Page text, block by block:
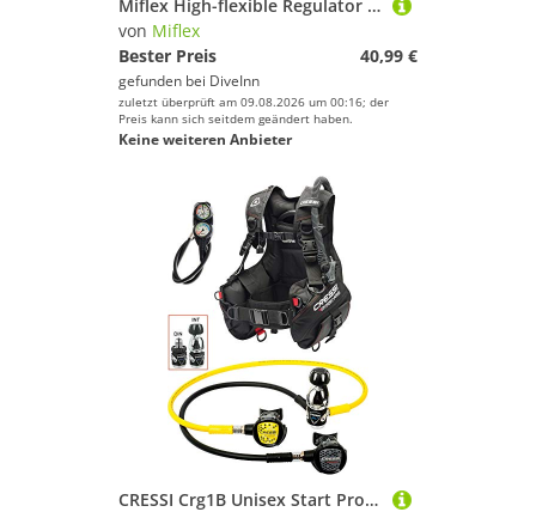
Miflex High-flexible Regulator Unf 3/8 Schlauch
von Miflex
Bester Preis
40,99 €
gefunden bei DiveInn
zuletzt überprüft am 09.08.2026 um 00:16; der
Preis kann sich seitdem geändert haben.
Keine weiteren Anbieter
CRESSI Crg1B Unisex Start Pro Tauchset – INT S – Komplettes Tauchpaket mit Tarierjacket, Octopus und Konsole – Schwarz